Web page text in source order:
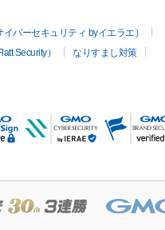
バーセキュリティ byイエラエ）
Security）
なりすまし対策